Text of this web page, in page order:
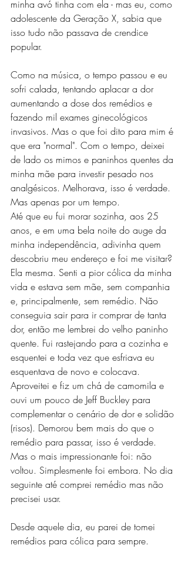
minha avó tinha com ela - mas eu, como
adolescente da Geração X, sabia que
isso tudo não passava de crendice
popular.
Como na música, o tempo passou e eu
sofri calada, tentando aplacar a dor
aumentando a dose dos remédios e
fazendo mil exames ginecológicos
invasivos. Mas o que foi dito para mim é
que era "normal". Com o tempo, deixei
de lado os mimos e paninhos quentes da
minha mãe para investir pesado nos
analgésicos. Melhorava, isso é verdade.
Mas apenas por um tempo.
Até que eu fui morar sozinha, aos 25
anos, e em uma bela noite do auge da
minha independência, adivinha quem
descobriu meu endereço e foi me visitar?
Ela mesma. Senti a pior cólica da minha
vida e estava sem mãe, sem companhia
e, principalmente, sem remédio. Não
conseguia sair para ir comprar de tanta
dor, então me lembrei do velho paninho
quente. Fui rastejando para a cozinha e
esquentei e toda vez que esfriava eu
esquentava de novo e colocava.
Aproveitei e fiz um chá de camomila e
ouvi um pouco de Jeff Buckley para
complementar o cenário de dor e solidão
(risos). Demorou bem mais do que o
remédio para passar, isso é verdade.
Mas o mais impressionante foi: não
voltou. Simplesmente foi embora. No dia
seguinte até comprei remédio mas não
precisei usar.
Desde aquele dia, eu parei de tomei
remédios para cólica para sempre.